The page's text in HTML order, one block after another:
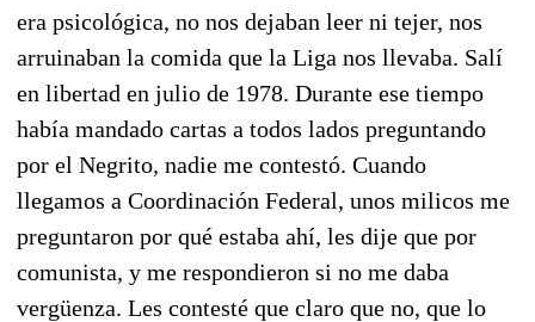
era psicológica, no nos dejaban leer ni tejer, nos
arruinaban la comida que la Liga nos llevaba. Salí
en libertad en julio de 1978. Durante ese tiempo
había mandado cartas a todos lados preguntando
por el Negrito, nadie me contestó. Cuando
llegamos a Coordinación Federal, unos milicos me
preguntaron por qué estaba ahí, les dije que por
comunista, y me respondieron si no me daba
vergüenza. Les contesté que claro que no, que lo